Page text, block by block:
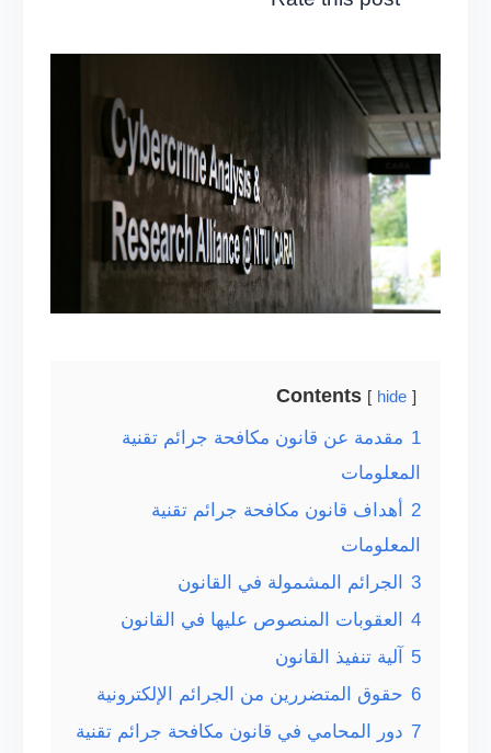
Contents hide
1 مقدمة عن قانون مكافحة جرائم تقنية
المعلومات
2
أهداف قانون مكافحة جرائم تقنية
المعلومات
3
الجرائم المشمولة في القانون
4
العقوبات المنصوص عليها في القانون
5
آلية تنفيذ القانون
6 حقوق المتضررين من الجرائم الإلكترونية
7 دور المحامي في قانون مكافحة جرائم تقنية